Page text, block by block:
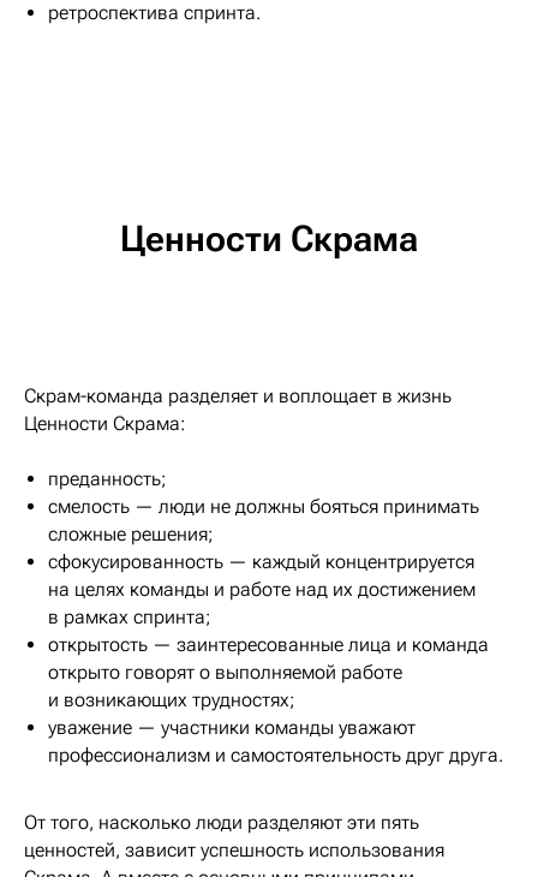
ретроспектива спринта.
Ценности Скрама
Скрам-команда разделяет и воплощает в жизнь
Ценности Скрама:
преданность;
смелость — люди не должны бояться принимать
сложные решения;
сфокусированность — каждый концентрируется
на целях команды и работе над их достижением
в рамках спринта;
открытость — заинтересованные лица и команда
открыто говорят о выполняемой работе
и возникающих трудностях;
уважение — участники команды уважают
профессионализм и самостоятельность друг друга.
От того, насколько люди разделяют эти пять
ценностей, зависит успешность использования